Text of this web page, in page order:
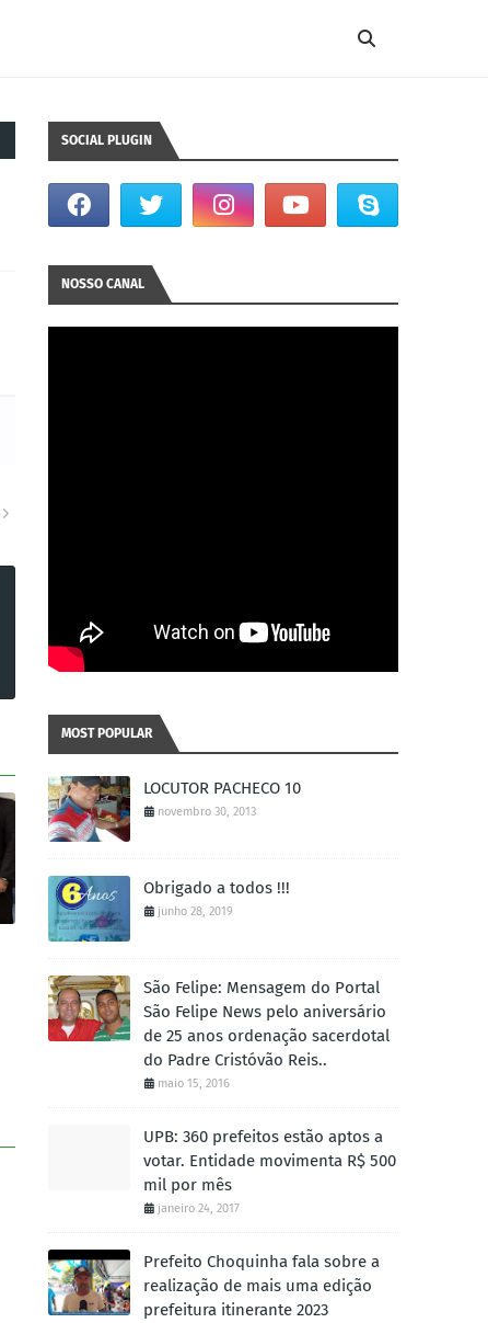
SOCIAL PLUGIN
NOSSO CANAL
MOST POPULAR
LOCUTOR PACHECO 10
novembro 30, 2013
Obrigado a todos !!!
junho 28, 2019
São Felipe: Mensagem do Portal
São Felipe News pelo aniversário
de 25 anos ordenação sacerdotal
do Padre Cristóvão Reis..
maio 15, 2016
UPB: 360 prefeitos estão aptos a
votar. Entidade movimenta R$ 500
mil por mês
janeiro 24, 2017
Prefeito Choquinha fala sobre a
realização de mais uma edição
prefeitura itinerante 2023